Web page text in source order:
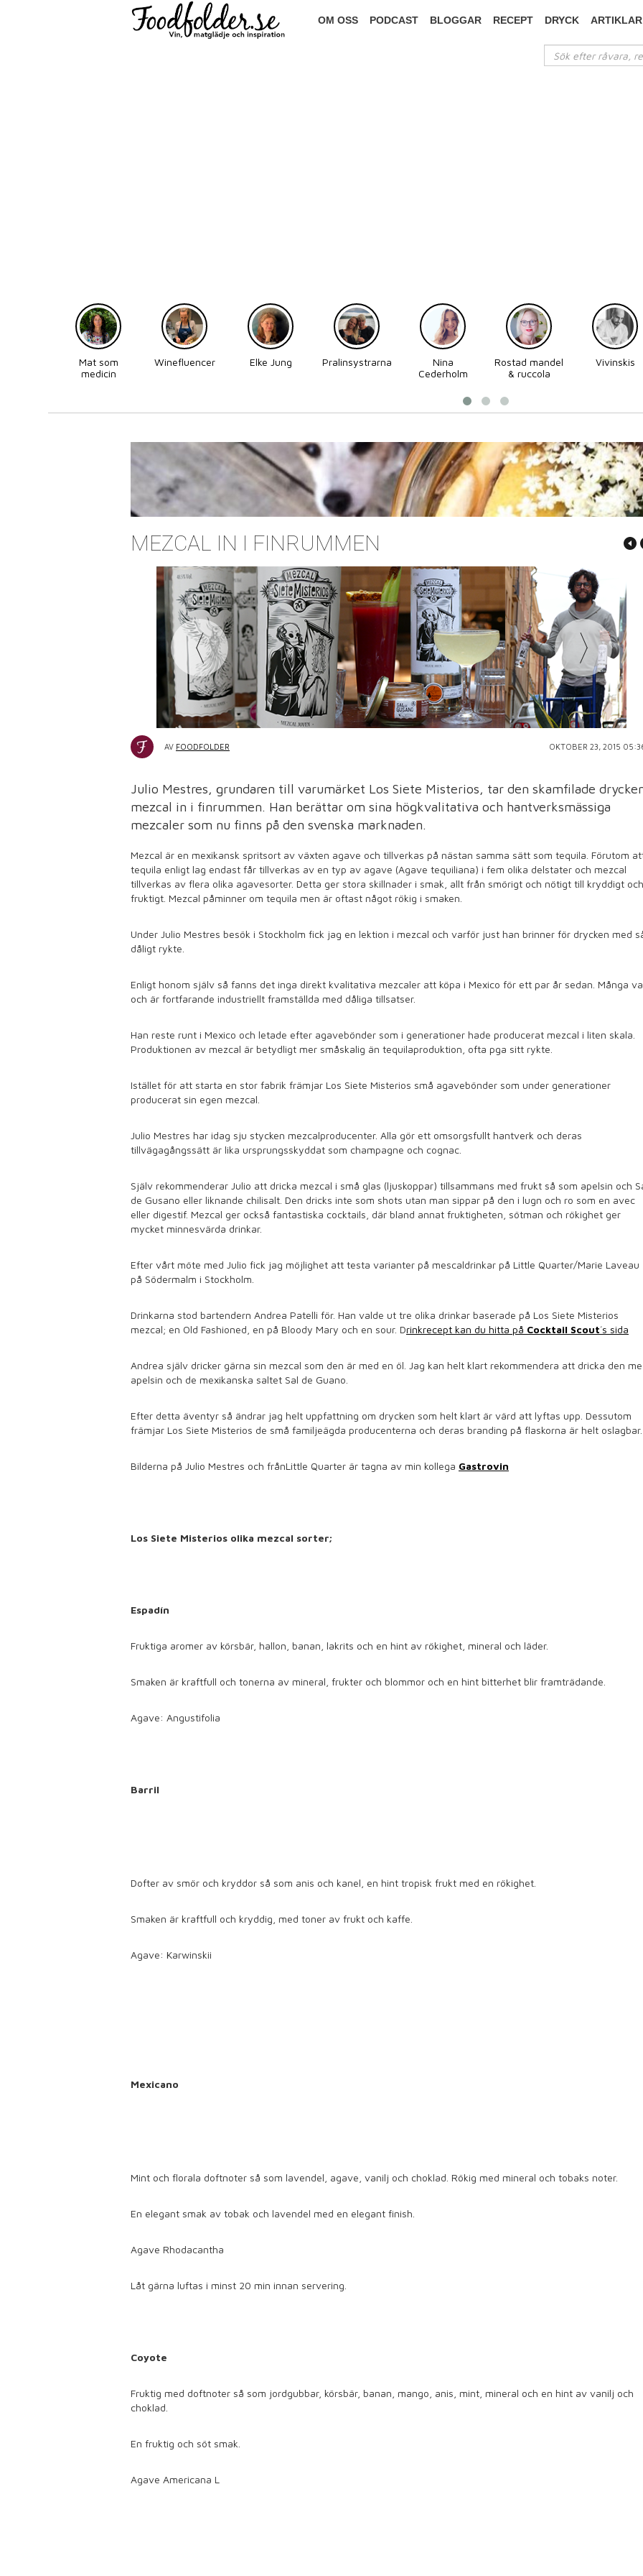
OM OSS PODCAST BLOGGAR RECEPT DRYCK ARTIKLAR
Mat som
medicin
Winefluencer Elke Jung Pralinsystrarna
Nina
Cederholm
Rostad mandel
& ruccola
Vivinskis
MEZCAL IN I FINRUMMEN
AV FOODFOLDER OKTOBER 23, 2015
Julio Mestres, grundaren till varumärket Los Siete Misterios, tar den skamfilade
mezcal in i finrummen. Han berättar om sina högkvalitativa och hantverksmässiga
mezcaler som nu finns på den svenska marknaden.
Mezcal är en mexikansk spritsort av växten agave och tillverkas på nästan samma sätt som tequila. Förutom
tequila enligt lag endast får tillverkas av en typ av agave (Agave tequiliana) i fem olika delstater och mezcal
tillverkas av flera olika agavesorter. Detta ger stora skillnader i smak, allt från smörigt och nötigt till kryddigt och
fruktigt. Mezcal påminner om tequila men är oftast något rökig i smaken.
Under Julio Mestres besök i Stockholm fick jag en lektion i mezcal och varför just han brinner för drycken med
dåligt rykte.
Enligt honom själv så fanns det inga direkt kvalitativa mezcaler att köpa i Mexico för ett par år sedan. Många
och är fortfarande industriellt framställda med dåliga tillsatser.
Han reste runt i Mexico och letade efter agavebönder som i generationer hade producerat mezcal i liten skala.
Produktionen av mezcal är betydligt mer småskalig än tequilaproduktion, ofta pga sitt rykte.
Istället för att starta en stor fabrik främjar Los Siete Misterios små agavebönder som under generationer
producerat sin egen mezcal.
Julio Mestres har idag sju stycken mezcalproducenter. Alla gör ett omsorgsfullt hantverk och deras
tillvägagångssätt är lika ursprungsskyddat som champagne och cognac.
Själv rekommenderar Julio att dricka mezcal i små glas (ljuskoppar) tillsammans med frukt så som apelsin och
de Gusano eller liknande chilisalt. Den dricks inte som shots utan man sippar på den i lugn och ro som en avec
eller digestif. Mezcal ger också fantastiska cocktails, där bland annat fruktigheten, sötman och rökighet ger
mycket minnesvärda drinkar.
Efter vårt möte med Julio fick jag möjlighet att testa varianter på mescaldrinkar på Little Quarter/Marie Laveau
på Södermalm i Stockholm.
Drinkarna stod bartendern Andrea Patelli för. Han valde ut tre olika drinkar baserade på Los Siete Misterios
mezcal; en Old Fashioned, en på Bloody Mary och en sour. Drinkrecept kan du hitta på Cocktail Scout´s sida
Andrea själv dricker gärna sin mezcal som den är med en öl. Jag kan helt klart rekommendera att dricka den
apelsin och de mexikanska saltet Sal de Guano.
Efter detta äventyr så ändrar jag helt uppfattning om drycken som helt klart är värd att lyftas upp. Dessutom
främjar Los Siete Misterios de små familjeägda producenterna och deras branding på flaskorna är helt
Bilderna på Julio Mestres och frånLittle Quarter är tagna av min kollega Gastrovin
Los Siete Misterios olika mezcal sorter;
Espadín
Fruktiga aromer av körsbär, hallon, banan, lakrits och en hint av rökighet, mineral och läder.
Smaken är kraftfull och tonerna av mineral, frukter och blommor och en hint bitterhet blir framträdande.
Agave: Angustifolia
Barril
Dofter av smör och kryddor så som anis och kanel, en hint tropisk frukt med en rökighet.
Smaken är kraftfull och kryddig, med toner av frukt och kaffe.
Agave: Karwinskii
Mexicano
Mint och florala doftnoter så som lavendel, agave, vanilj och choklad. Rökig med mineral och tobaks noter.
En elegant smak av tobak och lavendel med en elegant finish.
Agave Rhodacantha
Låt gärna luftas i minst 20 min innan servering.
Coyote
Fruktig med doftnoter så som jordgubbar, körsbär, banan, mango, anis, mint, mineral och en hint av vanilj och
choklad.
En fruktig och söt smak.
Agave Americana L